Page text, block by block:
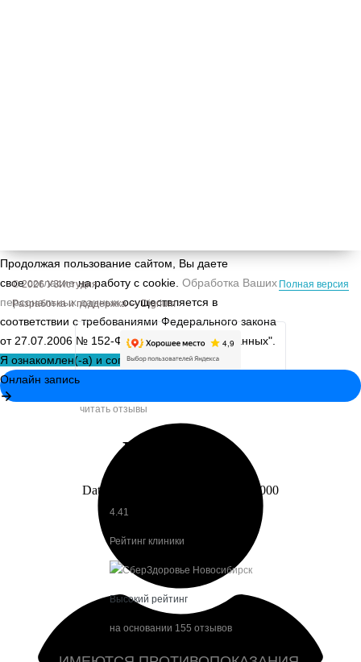
Полная версия
© 2026 УЗИстудия.
Разработка и поддержка —Digrium
читать отзывы
4.41
Рейтинг клиники
Высокий рейтинг
на основании 155 отзывов
Продолжая пользование сайтом, Вы даете
своесогласиена работу с cookie. Обработка Ваших
персональных данныхосуществляется в
соответствии с требованиями Федерального закона
от 27.07.2006 № 152-Ф3 "О персональных данных".
Я ознакомлен(-а) и соглашаюсь